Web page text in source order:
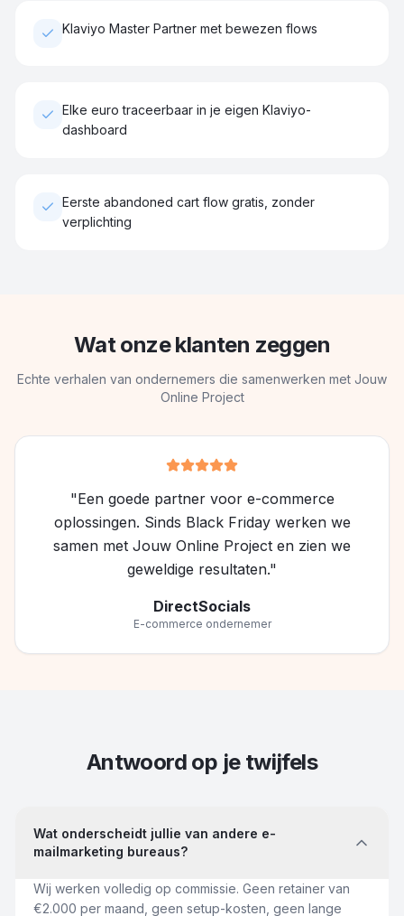
Klaviyo Master Partner met bewezen flows
Elke euro traceerbaar in je eigen Klaviyo-
dashboard
Eerste abandoned cart flow gratis, zonder
verplichting
Wat onze klanten zeggen
Echte verhalen van ondernemers die samenwerken met Jouw
Online Project
"Een goede partner voor e-commerce
oplossingen. Sinds Black Friday werken we
samen met Jouw Online Project en zien we
geweldige resultaten."
DirectSocials
E-commerce ondernemer
Antwoord op je twijfels
Wat onderscheidt jullie van andere e-
mailmarketing bureaus?
Wij werken volledig op commissie. Geen retainer van
€2.000 per maand, geen setup-kosten, geen lange